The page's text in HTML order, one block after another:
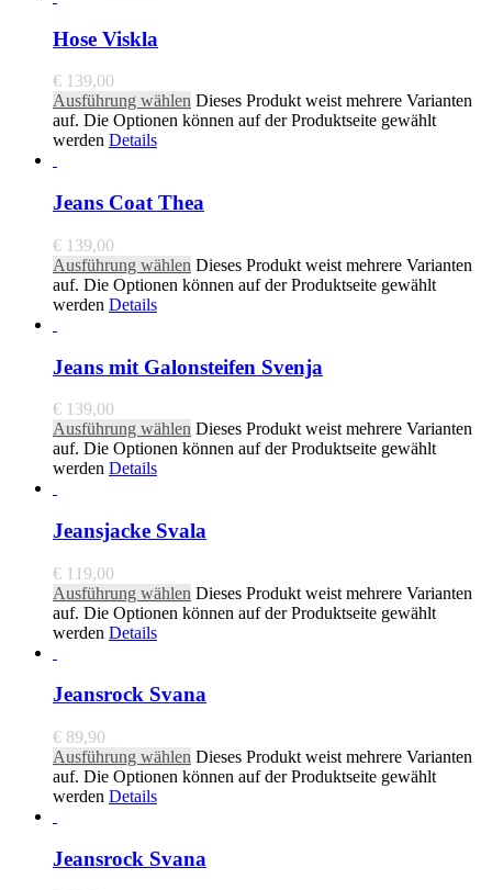
Hose Viskla
€ 139,00
Ausführung wählen Dieses Produkt weist mehrere Varianten
auf. Die Optionen können auf der Produktseite gewählt
werden Details
Jeans Coat Thea
€ 139,00
Ausführung wählen Dieses Produkt weist mehrere Varianten
auf. Die Optionen können auf der Produktseite gewählt
werden Details
Jeans mit Galonsteifen Svenja
€ 139,00
Ausführung wählen Dieses Produkt weist mehrere Varianten
auf. Die Optionen können auf der Produktseite gewählt
werden Details
Jeansjacke Svala
€ 119,00
Ausführung wählen Dieses Produkt weist mehrere Varianten
auf. Die Optionen können auf der Produktseite gewählt
werden Details
Jeansrock Svana
€ 89,90
Ausführung wählen Dieses Produkt weist mehrere Varianten
auf. Die Optionen können auf der Produktseite gewählt
werden Details
Jeansrock Svana